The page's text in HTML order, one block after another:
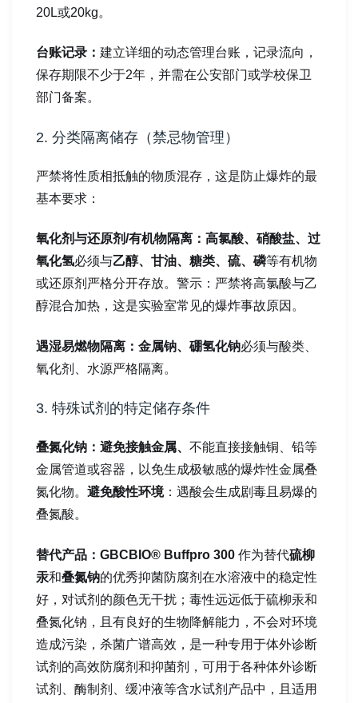
20L或20kg。
台账记录： 建立详细的动态管理台账，记录流向，
保存期限不少于2年，并需在公安部门或学校保卫
部门备案。
2. 分类隔离储存（禁忌物管理）
严禁将性质相抵触的物质混存，这是防止爆炸的最
基本要求：
氧化剂与还原剂/有机物隔离：高氯酸、硝酸盐、过
氧化氢必须与乙醇、甘油、糖类、硫、磷等有机物
或还原剂严格分开存放。警示：严禁将高氯酸与乙
醇混合加热，这是实验室常见的爆炸事故原因。
遇湿易燃物隔离：金属钠、硼氢化钠必须与酸类、
氧化剂、水源严格隔离。
3. 特殊试剂的特定储存条件
叠氮化钠：避免接触金属、 不能直接接触铜、铅等
金属管道或容器，以免生成极敏感的爆炸性金属叠
氮化物。 避免酸性环境：遇酸会生成剧毒且易爆的
叠氮酸。
替代产品：GBCBIO® Buffpro 300 作为替代硫柳
汞和叠氮钠的优秀抑菌防腐剂在水溶液中的稳定性
好，对试剂的颜色无干扰；毒性远远低于硫柳汞和
叠氮化钠，且有良好的生物降解能力，不会对环境
造成污染，杀菌广谱高效，是一种专用于体外诊断
试剂的高效防腐剂和抑菌剂，可用于各种体外诊断
试剂、酶制剂、缓冲液等含水试剂产品中，且适用